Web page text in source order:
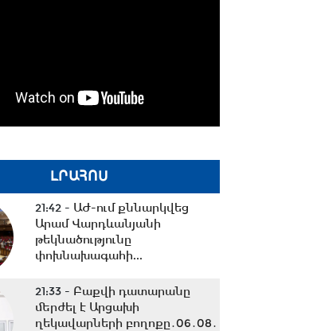
ԼՐԱՀՈՍ
21:42 - ԱԺ-ում քննարկվեց
Արամ Վարդևանյանի
թեկնածությունը
փոխնախագահի...
21:33 - Բաքվի դատարանը
մերժել է Արցախի
ղեկավարների բողոքը․06․08․